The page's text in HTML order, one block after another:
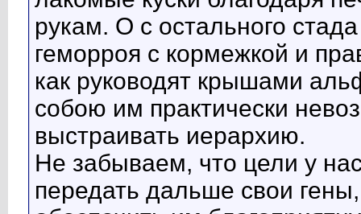
рукам. О с остального
геморроя с кормежкой и
как руководят крышами
собою им практически
выстраивать иерархию.
Не забываем, что цели у
передать дальше свои